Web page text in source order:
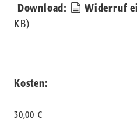
Download: document
Widerruf
KB)
Kosten:
30,00 €